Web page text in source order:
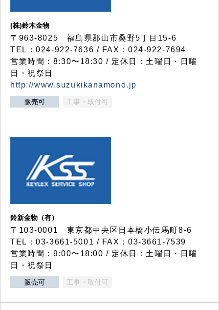
(株)鈴木金物
〒963-8025 福島県郡山市桑野5丁目15-6
TEL：024-922-7636 / FAX：024-922-7694
営業時間：8:30〜18:30 / 定休日：土曜日・日曜
日・祝祭日
http://www.suzukikanamono.jp
販売可 工事・取付可
鈴新金物（有）
〒103-0001 東京都中央区日本橋小伝馬町8-6
TEL：03-3661-5001 / FAX：03-3661-7539
営業時間：9:00〜18:00 / 定休日：土曜日・日曜
日・祝祭日
販売可 工事・取付可